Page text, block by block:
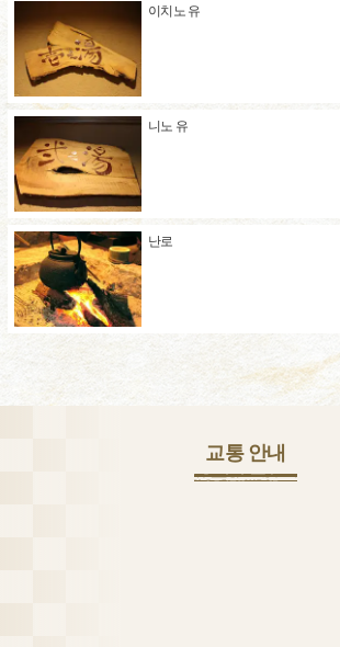
이치노 유
니노 유
난로
교통 안내